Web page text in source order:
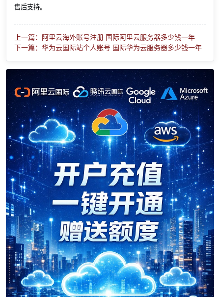
售后支持。
上一篇：阿里云海外账号注册 国际阿里云服务器多少钱一年
下一篇：华为云国际站个人账号 国际华为云服务器多少钱一年